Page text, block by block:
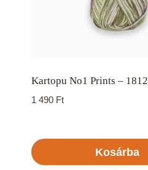
Kartopu No1 Prints – 1812
1 490 Ft
Kosárba